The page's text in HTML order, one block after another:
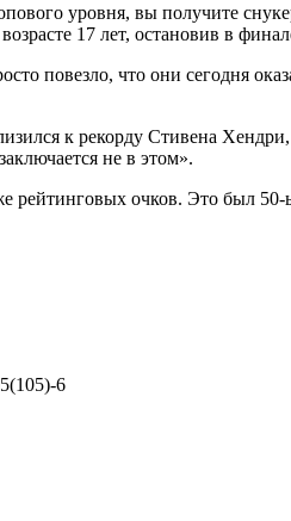
уровня, вы получите
17 лет, остановив в
повезло, что они сегодня
к рекорду Стивена
не в этом».
рейтинговых очков. Это был
6